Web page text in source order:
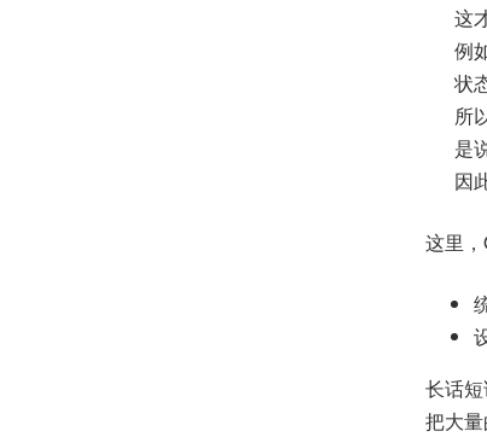
这
例
状
所
是
因
这里，
长话
把大